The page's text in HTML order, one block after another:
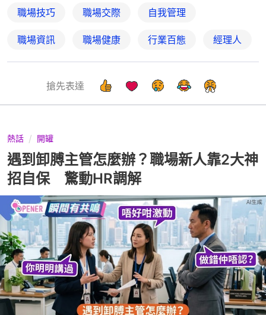
職場技巧 職場交際 自我管理
職場資訊 職場健康 行業百態 經理人
搶先表達
熱話 開罐
遇到卸膊主管怎麼辦？職場新人靠2大神
招自保 驚動HR調解